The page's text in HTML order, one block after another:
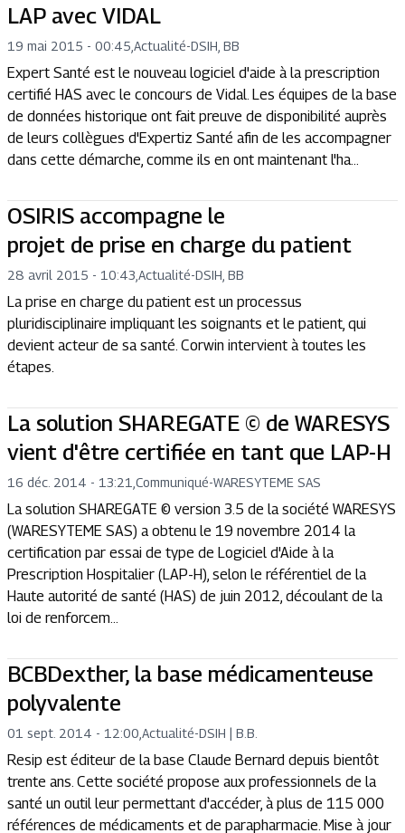
LAP avec VIDAL
19 mai 2015 - 00:45 Actualité-DSIH, BB
Expert Santé est le nouveau logiciel d'aide à la prescription
certifié HAS avec le concours de Vidal. Les équipes de la base
de données historique ont fait preuve de disponibilité auprès
de leurs collègues d'Expertiz Santé afin de les accompagner
dans cette démarche, comme ils en ont maintenant l'ha...
OSIRIS accompagne le
projet de prise en charge du patient
28 avril 2015 - 10:43 Actualité-DSIH, BB
La prise en charge du patient est un processus
pluridisciplinaire impliquant les soignants et le patient, qui
devient acteur de sa santé. Corwin intervient à toutes les
étapes.
La solution SHAREGATE © de WARESYS
vient d'être certifiée en tant que LAP-H
16 déc. 2014 - 13:21 Communiqué-WARESYTEME SAS
La solution SHAREGATE © version 3.5 de la société WARESYS
(WARESYTEME SAS) a obtenu le 19 novembre 2014 la
certification par essai de type de Logiciel d'Aide à la
Prescription Hospitalier (LAP-H), selon le référentiel de la
Haute autorité de santé (HAS) de juin 2012, découlant de la
loi de renforcem...
BCBDexther, la base médicamenteuse
polyvalente
01 sept. 2014 - 12:00 Actualité-DSIH | B.B.
Resip est éditeur de la base Claude Bernard depuis bientôt
trente ans. Cette société propose aux professionnels de la
santé un outil leur permettant d'accéder, à plus de 115 000
références de médicaments et de parapharmacie. Mise à jour